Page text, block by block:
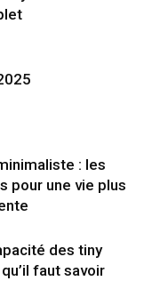
: les
pour une vie plus
des tiny
faut savoir